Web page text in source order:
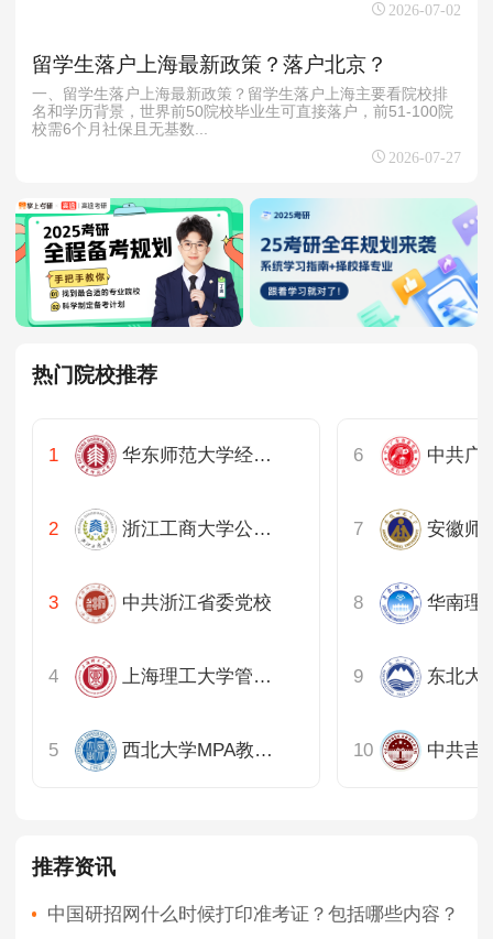
2026-07-02
留学生落户上海最新政策？落户北京？
一、留学生落户上海最新政策？留学生落户上海主要看院校排
名和学历背景‌，世界前50院校毕业生可直接落户，前51-100院
校需6个月社保且无基数...
2026-07-27
热门院校推荐
华东师范大学经济与管理学部专业学位教育中心
浙江工商大学公共管理学院
中共浙江省委党校
上海理工大学管理学院
西北大学MPA教育中心
中共广
安徽师
东北大
中共吉
推荐资讯
中国研招网什么时候打印准考证？包括哪些内容？